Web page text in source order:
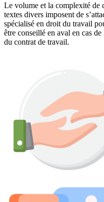
Le volume et la complexité de
textes divers imposent de
spécialisé en droit du travail
être conseillé en aval en cas
du contrat de travail.